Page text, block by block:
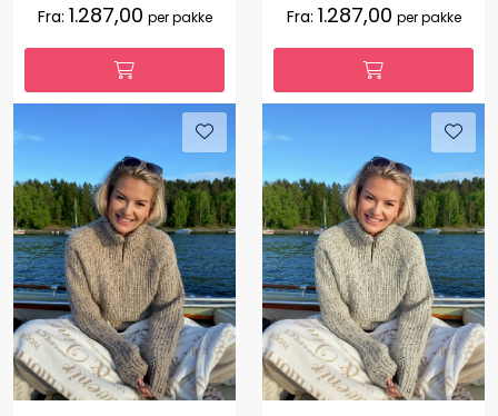
Fra: 1.287,00 per pakke Fra: 1.287,00 per pakke